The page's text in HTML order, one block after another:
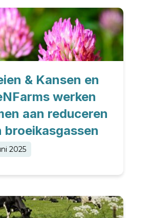
& Kansen en
werken
aan reduceren
broeikasgassen
2025